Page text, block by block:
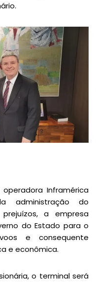
Inframérica
administração do
a empresa
do Estado para o
e consequente
e econômica.
o terminal será